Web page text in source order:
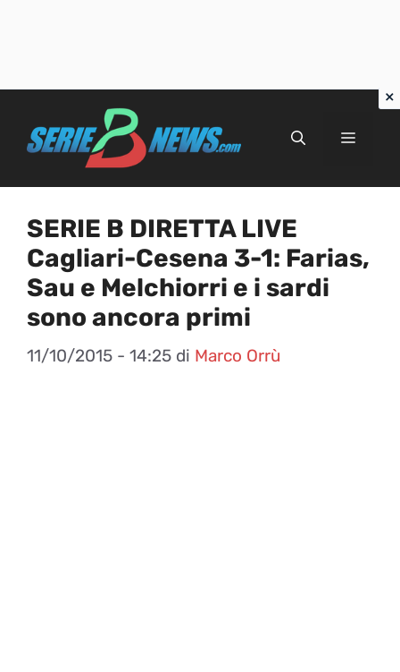
Menu
SERIE B DIRETTA LIVE
Cagliari-Cesena 3-1: Farias,
Sau e Melchiorri e i sardi
sono ancora primi
11/10/2015 - 14:25 di Marco Orrù